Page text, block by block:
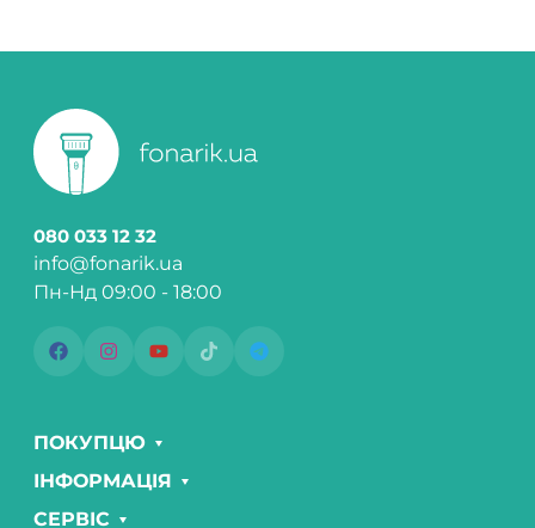
080 033 12 32
info@fonarik.ua
Пн-Нд 09:00 - 18:00
ПОКУПЦЮ
ІНФОРМАЦІЯ
СЕРВІС